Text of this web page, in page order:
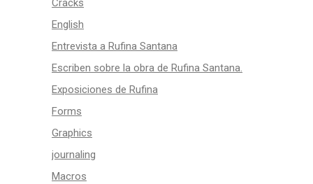
Cracks
English
Entrevista a Rufina Santana
Escriben sobre la obra de Rufina Santana.
Exposiciones de Rufina
Forms
Graphics
journaling
Macros